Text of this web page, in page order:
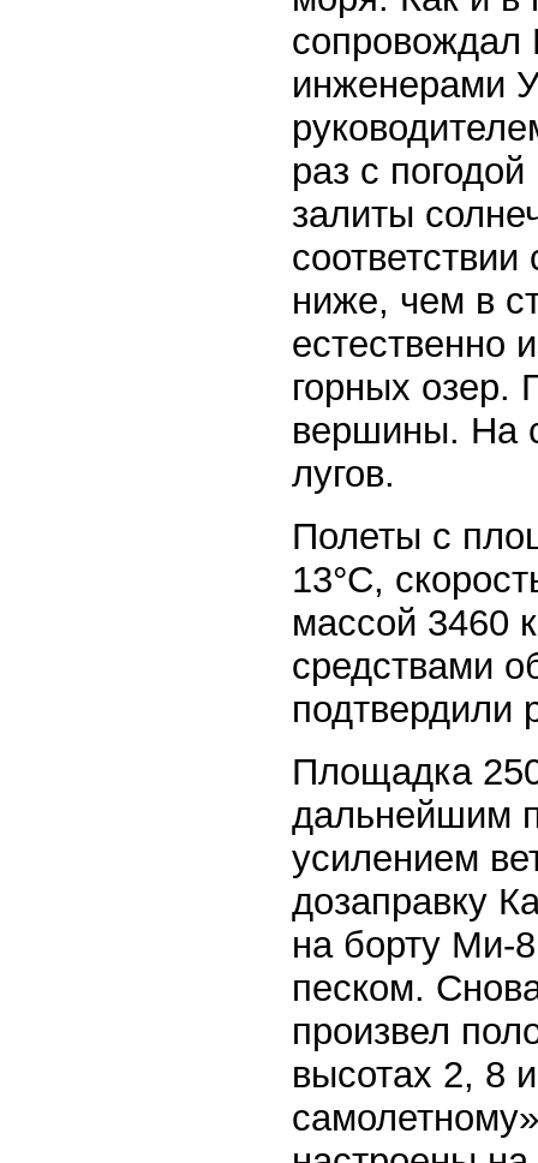
сопровождал
инженерами
раз с
залиты
ниже, чем в
естественно
горных озер.
вершины. На
лугов.
Полеты с
13°С,
массой 3460
средствами
подтвердили
Площадка
дальнейшим
усилением
дозаправку
на борту Ми-
песком.
произвел
высотах 2, 8